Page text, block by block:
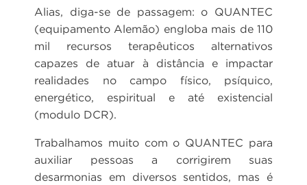
Alias, diga-se de passagem: o QUANTEC
(equipamento Alemão) engloba mais de 110
mil recursos terapêuticos alternativos
capazes de atuar à distância e impactar
realidades no campo físico, psíquico,
energético, espiritual e até existencial
(modulo DCR).
Trabalhamos muito com o QUANTEC para
auxiliar pessoas a corrigirem suas
desarmonias em diversos sentidos, mas é